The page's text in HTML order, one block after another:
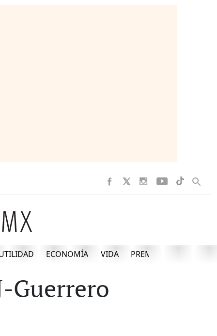
ECONOMÍA VIDA PREMIUM
Guerrero